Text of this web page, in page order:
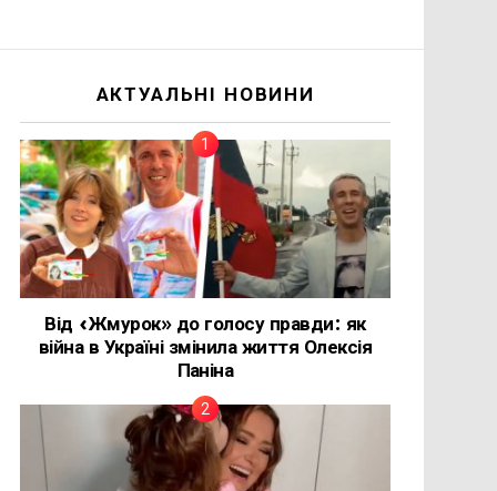
АКТУАЛЬНІ НОВИНИ
Від «Жмурок» до голосу правди: як
війна в Україні змінила життя Олексія
Паніна